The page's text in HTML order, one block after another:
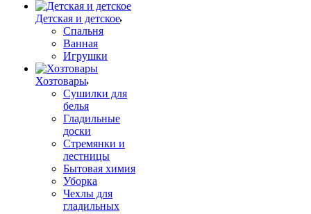
Детская и детское
Спальня
Ванная
Игрушки
Хозтовары
Сушилки для
белья
Гладильные
доски
Стремянки и
лестницы
Бытовая химия
Уборка
Чехлы для
гладильных